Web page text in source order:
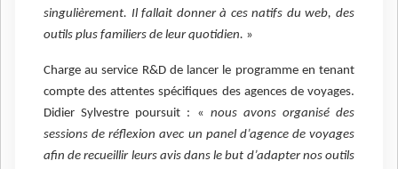
singulièrement. Il fallait donner à ces natifs du web, des
outils plus familiers de leur quotidien. »
Charge au service R&D de lancer le programme en tenant
compte des attentes spécifiques des agences de voyages.
Didier Sylvestre poursuit : « nous avons organisé des
sessions de réflexion avec un panel d’agence de voyages
afin de recueillir leurs avis dans le but d’adapter nos outils